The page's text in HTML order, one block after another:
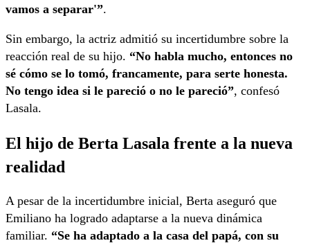
vamos a separar'”.
Sin embargo, la actriz admitió su incertidumbre sobre la
reacción real de su hijo. “No habla mucho, entonces no
sé cómo se lo tomó, francamente, para serte honesta.
No tengo idea si le pareció o no le pareció”, confesó
Lasala.
El hijo de Berta Lasala frente a la nueva
realidad
A pesar de la incertidumbre inicial, Berta aseguró que
Emiliano ha logrado adaptarse a la nueva dinámica
familiar. “Se ha adaptado a la casa del papá, con su